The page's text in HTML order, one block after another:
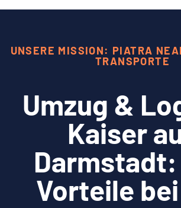
UNSERE MISSION: PIATRA
TRANSPORTE
Umzug &
Kaiser
Vorteile